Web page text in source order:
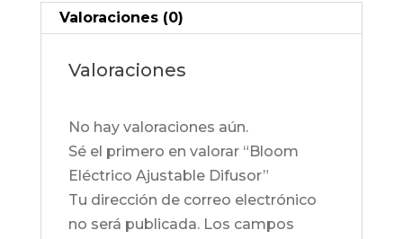
Valoraciones (0)
Valoraciones
No hay valoraciones aún.
Sé el primero en valorar “Bloom
Eléctrico Ajustable Difusor”
Tu dirección de correo electrónico
no será publicada. Los campos